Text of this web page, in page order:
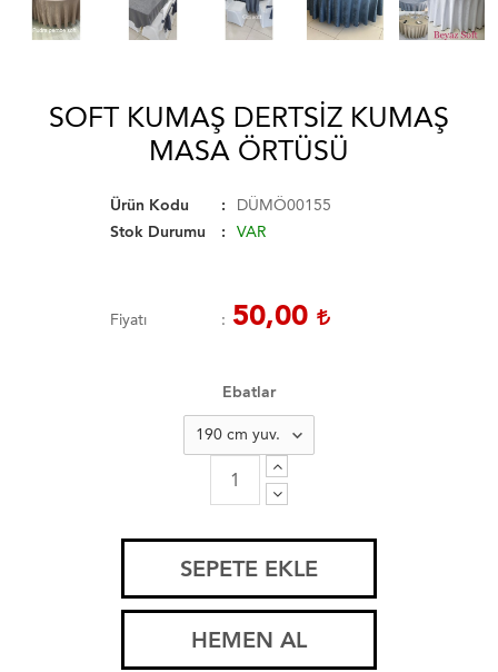
SOFT KUMAŞ DERTSIZ KUMAŞ
MASA ÖRTÜSÜ
Ürün Kodu
DÜMÖ00155
Stok Durumu
VAR
Fiyatı 50,00
Ebatlar
SEPETE EKLE
HEMEN AL